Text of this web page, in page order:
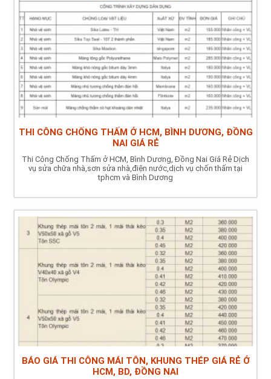
THI CÔNG CHỐNG THẤM Ở HCM, BÌNH DƯƠNG, ĐỒNG
NAI GIÁ RẺ
Thi Công Chống Thấm ở HCM, Bình Dương, Đồng Nai Giá Rẻ Dịch
vụ sửa chữa nhà,sơn sửa nhà,điện nước,dịch vụ chốn thấm tại
tphcm và Bình Dương
BÁO GIÁ THI CÔNG MÁI TÔN, KHUNG THÉP GIÁ RẺ Ở
HCM, BD, ĐỒNG NAI